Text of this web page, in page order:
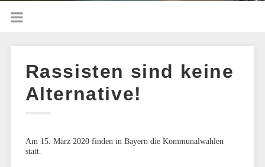
Rassisten sind keine
Alternative!
Am 15. März 2020 finden in Bayern die Kommunalwahlen
statt.